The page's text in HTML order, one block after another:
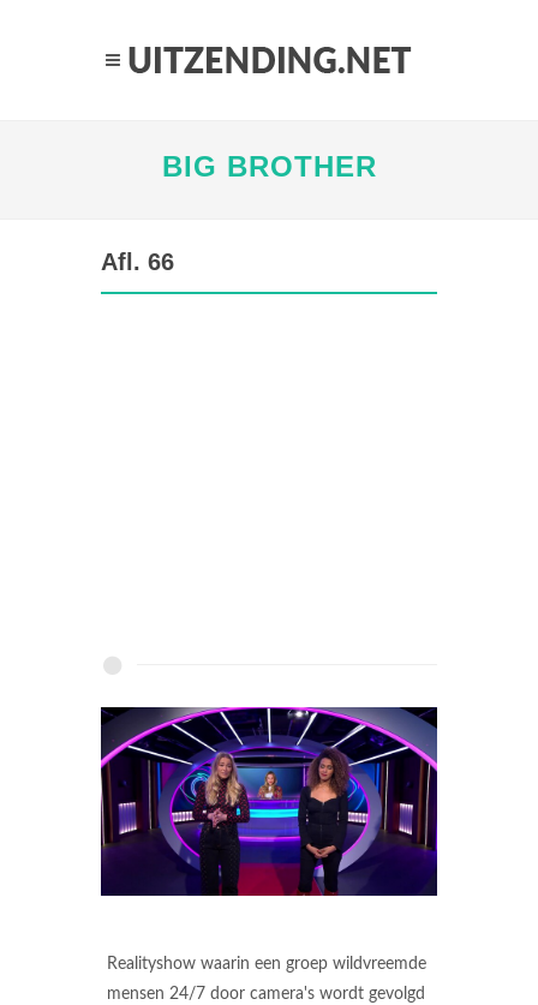
BIG BROTHER
Afl. 66
Realityshow waarin een groep wildvreemde
mensen 24/7 door camera's wordt gevolgd